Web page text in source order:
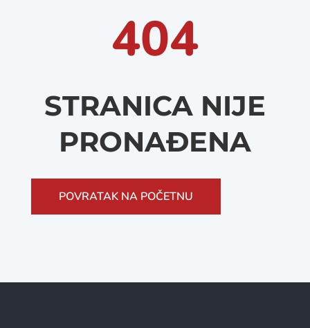
404
STRANICA NIJE
PRONAĐENA
POVRATAK NA POČETNU